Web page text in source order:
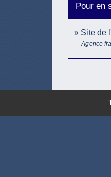
Pour en
Site de
Agence